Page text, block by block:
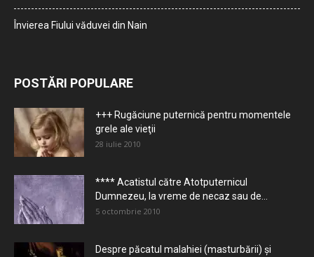
Învierea Fiului văduvei din Nain
POSTĂRI POPULARE
+++ Rugăciune puternică pentru momentele
grele ale vieţii
28 iulie 2010
**** Acatistul către Atotputernicul
Dumnezeu, la vreme de necaz sau de...
5 octombrie 2010
Despre păcatul malahiei (masturbării) şi